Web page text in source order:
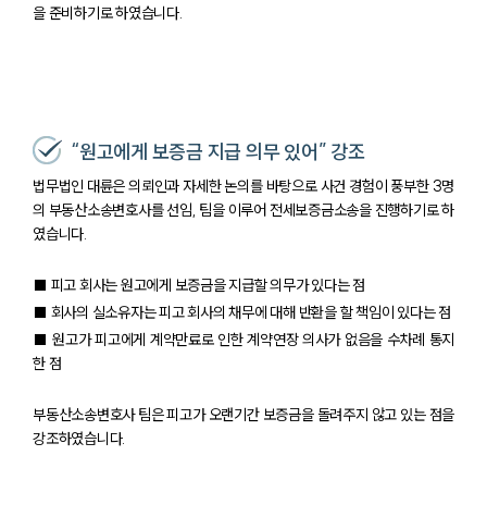
팀소개
대륜의 강점
오시는 길
글로벌 파트너 로펌
AI대륜
을 준비하기로 하였습니다.
“원고에게 보증금 지급 의무 있어” 강조
법무법인 대륜은 의뢰인과 자세한 논의를 바탕으로 사건 경험이 풍부한 3명
의 부동산소송변호사를 선임, 팀을 이루어 전세보증금소송을 진행하기로 하
였습니다.
■ 피고 회사는 원고에게 보증금을 지급할 의무가 있다는 점
■ 회사의 실소유자는 피고 회사의 채무에 대해 반환을 할 책임이 있다는 점
■ 원고가 피고에게 계약만료로 인한 계약연장 의사가 없음을 수차례 통지
한 점
부동산소송변호사 팀은 피고가 오랜기간 보증금을 돌려주지 않고 있는 점을
강조하였습니다.